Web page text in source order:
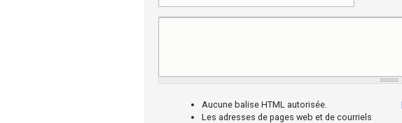
Aucune balise HTML autorisée.
Les adresses de pages web et de courriels